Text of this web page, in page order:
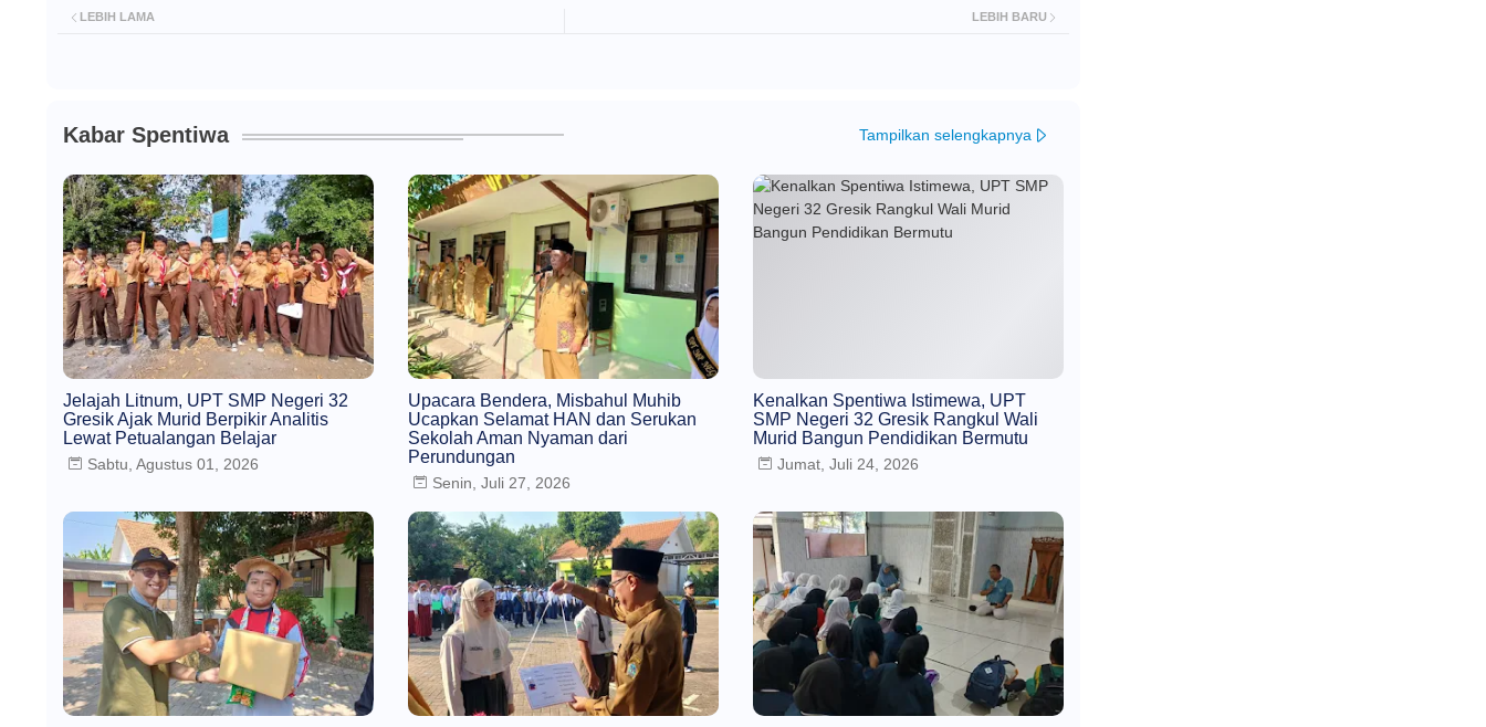
LEBIH BARU
LEBIH LAMA
Kabar Spentiwa Tampilkan selengkapnya
Jelajah Litnum, UPT SMP Negeri 32
Gresik Ajak Murid Berpikir Analitis
Lewat Petualangan Belajar
Sabtu, Agustus 01, 2026
Upacara Bendera, Misbahul Muhib
Ucapkan Selamat HAN dan Serukan
Sekolah Aman Nyaman dari
Perundungan
Senin, Juli 27, 2026
Kenalkan Spentiwa Istimewa, UPT
SMP Negeri 32 Gresik Rangkul Wali
Murid Bangun Pendidikan Bermutu
Jumat, Juli 24, 2026